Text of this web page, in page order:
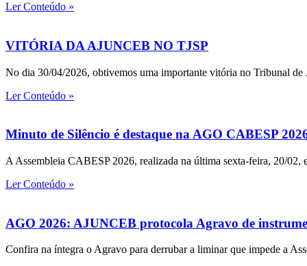
Ler Conteúdo »
VITÓRIA DA AJUNCEB NO TJSP
No dia 30/04/2026, obtivemos uma importante vitória no Tribunal de
Ler Conteúdo »
Minuto de Silêncio é destaque na AGO CABESP
A Assembleia CABESP 2026, realizada na última sexta-feira, 20/02,
Ler Conteúdo »
AGO 2026: AJUNCEB protocola Agravo de
Confira na íntegra o Agravo para derrubar a liminar que impede a